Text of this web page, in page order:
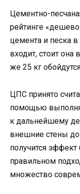
Цементно-
рейтинге
цемента и песка
входит, стоит
же 25 кг
ЦПС принято
помощью
к дальнейшему
внешние стены
получится
правильном
множество